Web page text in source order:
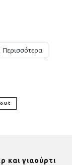
Περισσότερα
και γιαούρτι